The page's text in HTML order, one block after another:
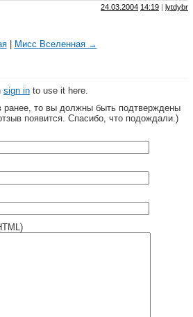
24.03.2004 14:19 | lytdybr
| Мисс Вселенная →
sign in to use it here.
ранее, то вы должны быть подтверждены
появится. Спасибо, что подождали.)